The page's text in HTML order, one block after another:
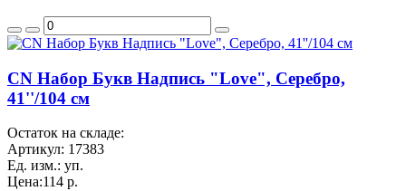
CN Набор Букв Надпись "Love", Серебро,
41''/104 см
Остаток на складе:
Артикул: 17383
Ед. изм.: уп.
Цена:114 р.